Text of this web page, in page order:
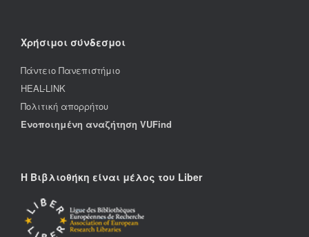
Χρήσιμοι σύνδεσμοι
Πάντειο Πανεπιστήμιο
HEAL-LINK
Πολιτική απορρήτου
Ενοποιημένη αναζήτηση VUFind
Η Βιβλιοθήκη είναι μέλος του Liber